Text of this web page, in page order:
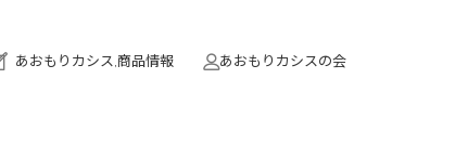
あおもりカシス 商品情報 あおもりカシスの会